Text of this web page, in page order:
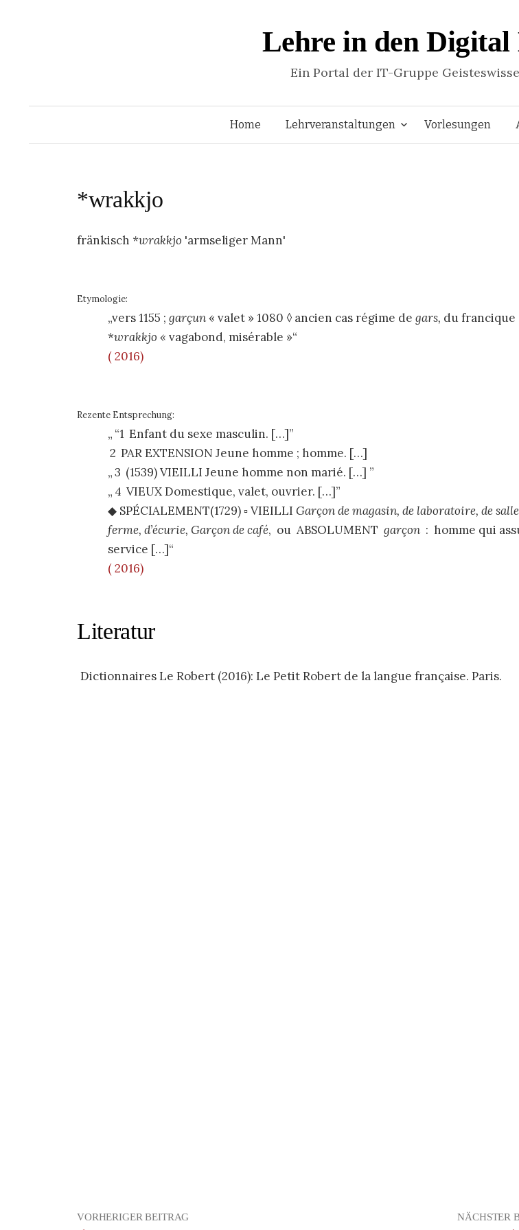
Lehre in den Digital
Ein Portal der IT-Gruppe
Springe
Home Lehrveranstaltungen Vorlesungen
*wrakkjo
fränkisch *wrakkjo 'armseliger Mann'
Etymologie:
„vers1155 ; garçun« valet »1080 ◊ ancien cas régime de gars, dufrancique
*wrakkjo « vagabond, misérable »“
( 2016)
Rezente Entsprechung:
“1 Enfant du sexe masculin. […]
2 PAR EXTENSION Jeune homme ; homme. […]
3 (1539)VIEILLI Jeune homme non marié. […]
4 VIEUXDomestique, valet, ouvrier. […]
◆ SPÉCIALEMENT(1729) ▫VIEILLI Garçon de magasin, de laboratoire, de
ferme, d’écurie, Garçon de café, ou ABSOLUMENT garçon : homme qui
service […]“
( 2016)
Literatur
Dictionnaires Le Robert (2016): Le Petit Robert de la langue française. Paris.
VORHERIGER BEITRAG NÄCHSTER